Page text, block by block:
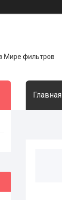
Мире фильтров
Главная